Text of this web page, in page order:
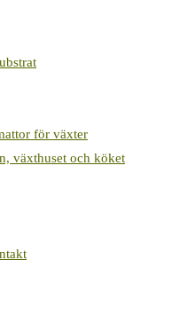
för växter
växthuset och köket